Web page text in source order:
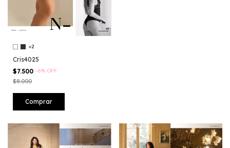
+2
Cris4025
$7.500 -6% OFF
$8.000
Comprar